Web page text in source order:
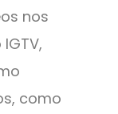
nos
como